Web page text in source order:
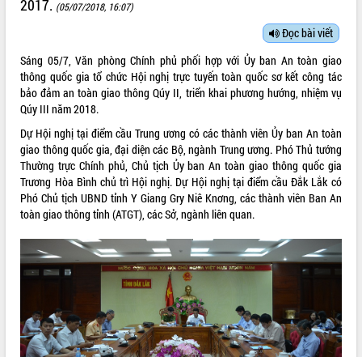
SỞ, BAN, NGÀNH
UBND CÁC XÃ, PHƯỜNG
HỆ THỐNG VĂN BẢN
VĂN BẢN HĐND TỈNH
ĐIỂM TIN VĂN BẢN
QUY HOẠCH - KẾ HOẠCH
2017. (05/07/2018, 16:07)
Đọc bài viết
Sáng 05/7, Văn phòng Chính phủ phối hợp với Ủy ban An toàn giao
thông quốc gia tổ chức Hội nghị trực tuyến toàn quốc sơ kết công tác
bảo đảm an toàn giao thông Qúy II, triển khai phương hướng, nhiệm vụ
Qúy III năm 2018.
Dự Hội nghị tại điểm cầu Trung ương có các thành viên Ủy ban An toàn
giao thông quốc gia, đại diện các Bộ, ngành Trung ương. Phó Thủ tướng
Thường trực Chính phủ, Chủ tịch Ủy ban An toàn giao thông quốc gia
Trương Hòa Bình chủ trì Hội nghị. Dự Hội nghị tại điểm cầu Đắk Lắk có
Phó Chủ tịch UBND tỉnh Y Giang Gry Niê Knơng, các thành viên Ban An
toàn giao thông tỉnh (ATGT), các Sở, ngành liên quan.